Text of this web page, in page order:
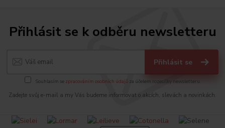
Přihlásit se k odběru newsletteru
Přihlásit se
Souhlasím se zpracováním osobních údajů za účelem rozesílky newsletteru.
Zadejte svůj e-mail a my Vás budeme informovat o akcích, slevách a novinkách.